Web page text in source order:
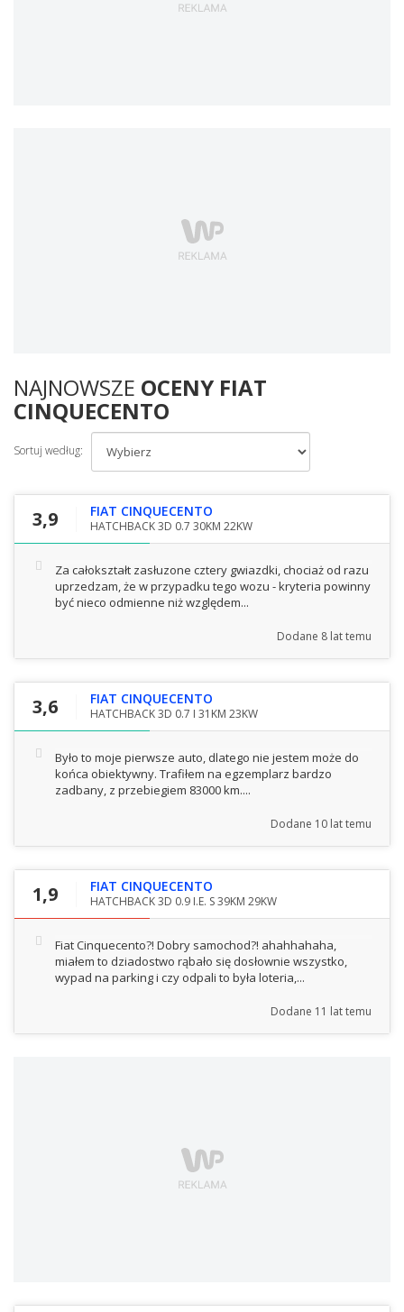
NAJNOWSZE OCENY FIAT
CINQUECENTO
Sortuj według:
3,9 FIAT CINQUECENTO
HATCHBACK 3D 0.7 30KM 22KW
Za całokształt zasłuzone cztery gwiazdki, chociaż od razu
uprzedzam, że w przypadku tego wozu - kryteria powinny
być nieco odmienne niż względem...
Dodane 8 lat temu
3,6 FIAT CINQUECENTO
HATCHBACK 3D 0.7 I 31KM 23KW
Było to moje pierwsze auto, dlatego nie jestem może do
końca obiektywny. Trafiłem na egzemplarz bardzo
zadbany, z przebiegiem 83000 km....
Dodane 10 lat temu
1,9 FIAT CINQUECENTO
HATCHBACK 3D 0.9 I.E. S 39KM 29KW
Fiat Cinquecento?! Dobry samochod?! ahahhahaha,
miałem to dziadostwo rąbało się dosłownie wszystko,
wypad na parking i czy odpali to była loteria,...
Dodane 11 lat temu